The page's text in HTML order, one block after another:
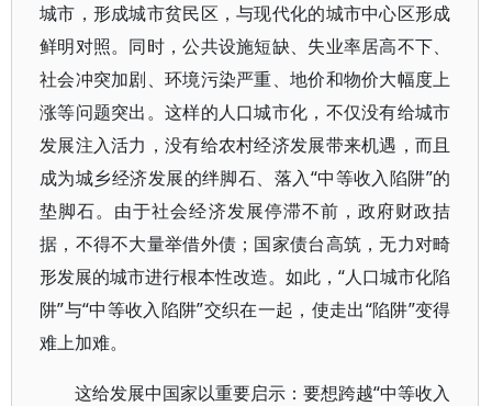
城市，形成城市贫民区，与现代化的城市中心区形成
鲜明对照。同时，公共设施短缺、失业率居高不下、
社会冲突加剧、环境污染严重、地价和物价大幅度上
涨等问题突出。这样的人口城市化，不仅没有给城市
发展注入活力，没有给农村经济发展带来机遇，而且
成为城乡经济发展的绊脚石、落入“中等收入陷阱”的
垫脚石。由于社会经济发展停滞不前，政府财政拮
据，不得不大量举借外债；国家债台高筑，无力对畸
形发展的城市进行根本性改造。如此，“人口城市化陷
阱”与“中等收入陷阱”交织在一起，使走出“陷阱”变得
难上加难。
这给发展中国家以重要启示：要想跨越“中等收入